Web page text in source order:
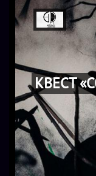
КВЕСТ